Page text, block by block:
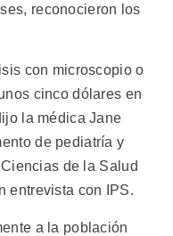
reconocieron los
con microscopio o
cinco dólares en
la médica Jane
de pediatría y
de la Salud
entrevista con IPS.
a la población